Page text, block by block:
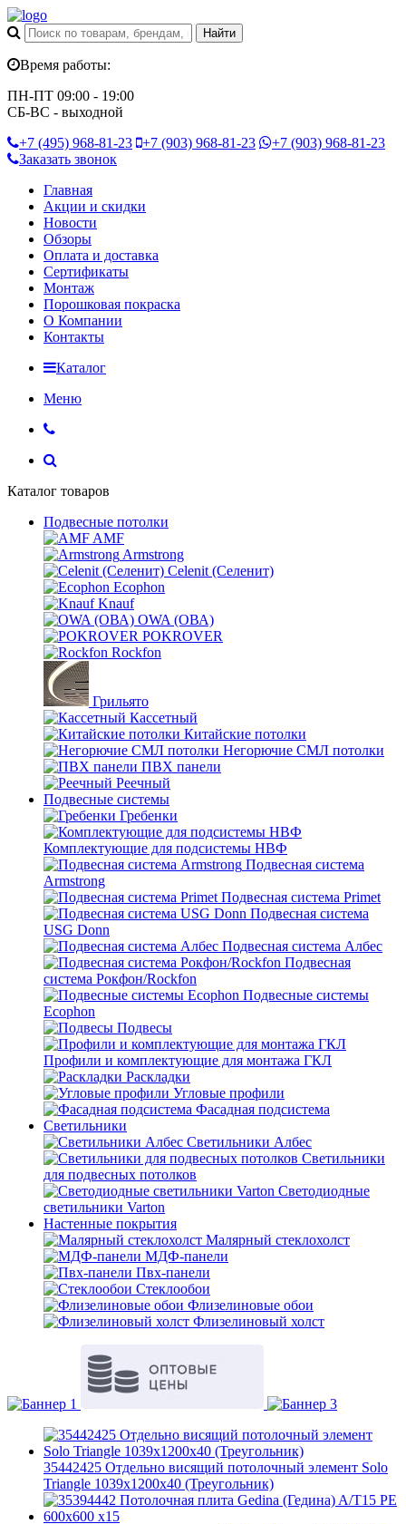
Время работы:
ПН-ПТ 09:00 - 19:00
СБ-ВС - выходной
+7 (495) 968-81-23 +7 (903) 968-81-23 +7 (903) 968-81-23
Заказать звонок
Главная
Акции и скидки
Новости
Обзоры
Оплата и доставка
Сертификаты
Монтаж
Порошковая покраска
О Компании
Контакты
Каталог
Меню
Каталог товаров
Подвесные потолки
AMF
Armstrong
Celenit (Селенит)
Ecophon
Knauf
OWA (ОВА)
POKROVER
Rockfon
Грильято
Кассетный
Китайские потолки
Негорючие СМЛ потолки
ПВХ панели
Реечный
Подвесные системы
Гребенки
Комплектующие для подсистемы НВФ
Подвесная система
Armstrong
Подвесная система Primet
Подвесная система
USG Donn
Подвесная система Албес
Подвесная
система Рокфон/Rockfon
Подвесные системы
Ecophon
Подвесы
Профили и комплектующие для монтажа ГКЛ
Раскладки
Угловые профили
Фасадная подсистема
Светильники
Светильники Албес
Светильники
для подвесных потолков
Светодиодные
светильники Varton
Настенные покрытия
Малярный стеклохолст
МДФ-панели
Пвх-панели
Стеклообои
Флизелиновые обои
Флизелиновый холст
35442425 Отдельно висящий потолочный элемент Solo
Triangle 1039x1200x40 (Треугольник)